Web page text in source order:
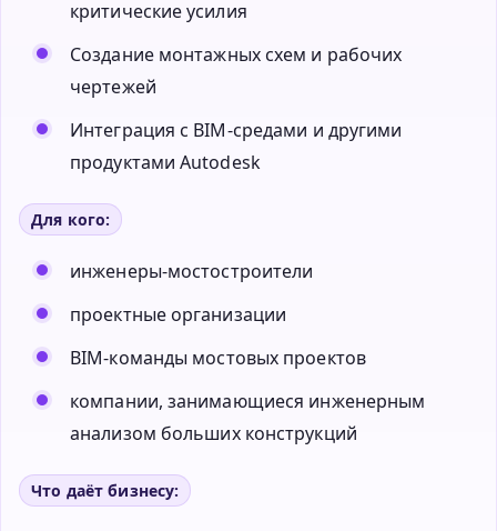
критические усилия
Создание монтажных схем и рабочих
чертежей
Интеграция с BIM-средами и другими
продуктами Autodesk
Для кого:
инженеры-мостостроители
проектные организации
BIM-команды мостовых проектов
компании, занимающиеся инженерным
анализом больших конструкций
Что даёт бизнесу: